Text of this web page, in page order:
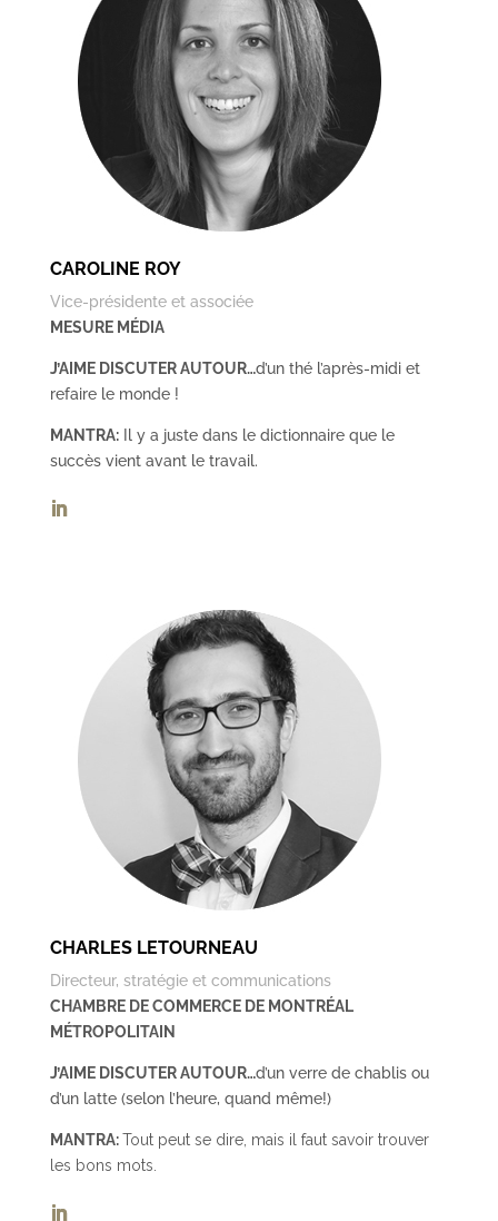
CAROLINE ROY
Vice-présidente et associée
MESURE MÉDIA
J’AIME DISCUTER AUTOUR…d’un thé l’après-midi et
refaire le monde !
MANTRA: Il y a juste dans le dictionnaire que le
succès vient avant le travail.
CHARLES LETOURNEAU
Directeur, stratégie et communications
CHAMBRE DE COMMERCE DE MONTRÉAL
MÉTROPOLITAIN
J’AIME DISCUTER AUTOUR…d’un verre de chablis ou
d’un latte (selon l’heure, quand même!)
MANTRA:Tout peut se dire, mais il faut savoir trouver
les bons mots.